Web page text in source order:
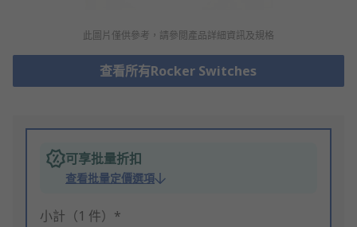
此圖片僅供參考，請參閲產品詳細資訊及規格
查看所有Rocker Switches
可享批量折扣
查看批量定價選項
小計（1 件）*